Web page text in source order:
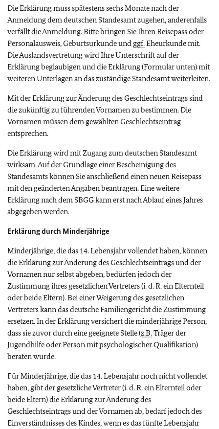
Die Erklärung muss spätestens sechs Monate nach der
Anmeldung dem deutschen Standesamt zugehen, anderenfalls
verfällt die Anmeldung. Bitte bringen Sie Ihren Reisepass oder
Personalausweis, Geburtsurkunde und ggf.Eheurkunde mit.
Die Auslandsvertretung wird Ihre Unterschrift auf der
Erklärung beglaubigen und die Erklärung (Formular unten) mit
weiteren Unterlagen an das zuständige Standesamt weiterleiten.
Mit der Erklärung zur Änderung des Geschlechtseintrags sind
die zukünftig zu führenden Vornamen zu bestimmen. Die
Vornamen müssen dem gewählten Geschlechtseintrag
entsprechen.
Die Erklärung wird mit Zugang zum deutschen Standesamt
wirksam. Auf der Grundlage einer Bescheinigung des
Standesamts können Sie anschließend einen neuen Reisepass
mit den geänderten Angaben beantragen. Eine weitere
Erklärung nach dem SBGG kann erst nach Ablauf eines Jahres
abgegeben werden.
Erklärung durch Minderjährige
Minderjährige, die das 14. Lebensjahr vollendet haben, können
die Erklärung zur Änderung des Geschlechtseintrags und der
Vornamen nur selbst abgeben, bedürfen jedoch der
Zustimmung ihres gesetzlichen Vertreters (i. d. R. ein Elternteil
oder beide Eltern). Bei einer Weigerung des gesetzlichen
Vertreters kann das deutsche Familiengericht die Zustimmung
ersetzen. In der Erklärung versichert die minderjährige Person,
dass sie zuvor durch eine geeignete Stelle (z.B.Träger der
Jugendhilfe oder Person mit psychologischer Qualifikation)
beraten wurde.
Für Minderjährige, die das 14. Lebensjahr noch nicht vollendet
haben, gibt der gesetzliche Vertreter (i. d. R. ein Elternteil oder
beide Eltern) die Erklärung zur Änderung des
Geschlechtseintrags und der Vornamen ab, bedarf jedoch des
Einverständnisses des Kindes, wenn es das fünfte Lebensjahr